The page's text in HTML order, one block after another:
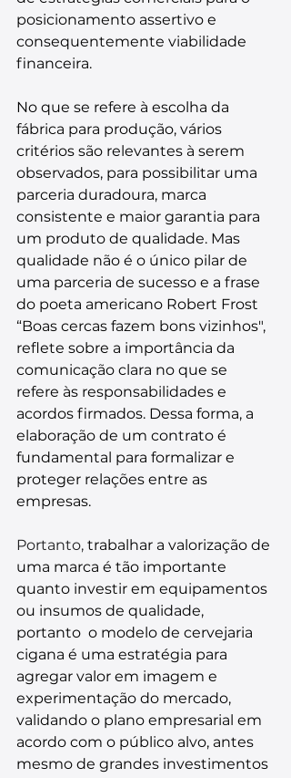
posicionamento assertivo e
consequentemente viabilidade
financeira.
No que se refere à escolha da
fábrica para produção, vários
critérios são relevantes à serem
observados, para possibilitar uma
parceria duradoura, marca
consistente e maior garantia para
um produto de qualidade. Mas
qualidade não é o único pilar de
uma parceria de sucesso e a frase
do poeta americano Robert Frost
“Boas cercas fazem bons vizinhos",
reflete sobre a importância da
comunicação clara no que se
refere às responsabilidades e
acordos firmados. Dessa forma, a
elaboração de um contrato é
fundamental para formalizar e
proteger relações entre as
empresas.
Portanto, trabalhar a valorização de
uma marca é tão importante
quanto investir em equipamentos
ou insumos de qualidade,
portanto  o modelo de cervejaria
cigana é uma estratégia para
agregar valor em imagem e
experimentação do mercado,
validando o plano empresarial em
acordo com o público alvo, antes
mesmo de grandes investimentos